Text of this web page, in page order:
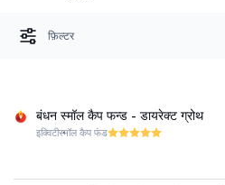
फ़िल्टर
बंधन स्मॉल कैप फन्ड - डायरेक्ट ग्रोथ
इक्विटीस्मॉल कैप फंड